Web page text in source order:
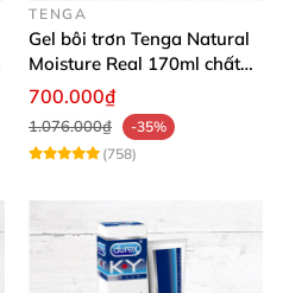
TENGA
Gel bôi trơn Tenga Natural
Moisture Real 170ml chất
lượng cao mềm mượt an
700.000₫
1.076.000₫
-35%
(758)